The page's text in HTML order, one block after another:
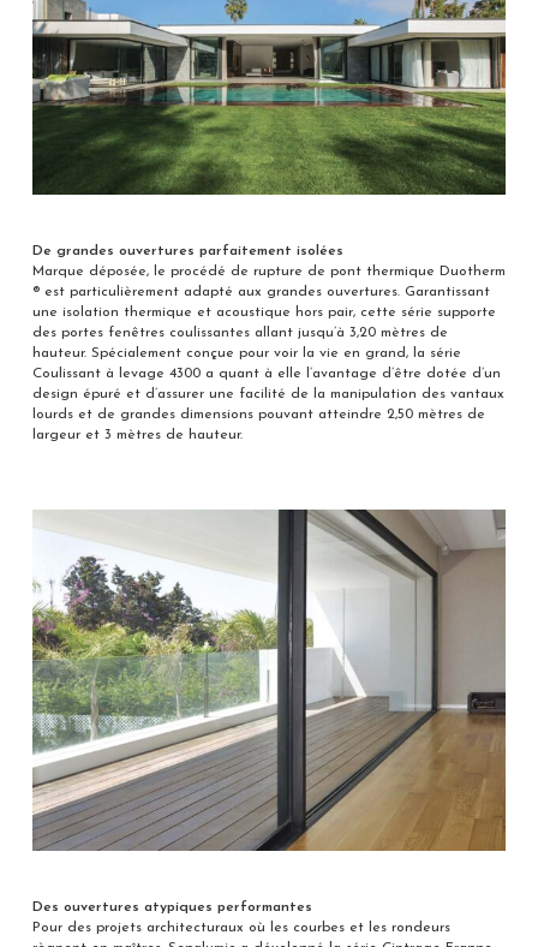
De grandes ouvertures parfaitement isolées
Marque déposée, le procédé de rupture de pont thermique Duotherm
® est particulièrement adapté aux grandes ouvertures. Garantissant
une isolation thermique et acoustique hors pair, cette série supporte
des portes fenêtres coulissantes allant jusqu’à 3,20 mètres de
hauteur. Spécialement conçue pour voir la vie en grand, la série
Coulissant à levage 4300 a quant à elle l’avantage d’être dotée d’un
design épuré et d’assurer une facilité de la manipulation des vantaux
lourds et de grandes dimensions pouvant atteindre 2,50 mètres de
largeur et 3 mètres de hauteur.
Des ouvertures atypiques performantes
Pour des projets architecturaux où les courbes et les rondeurs